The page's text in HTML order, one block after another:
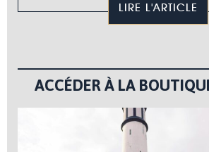
LIRE L'ARTICLE
ACCÉDER À LA